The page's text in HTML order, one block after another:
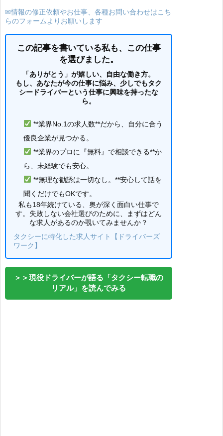
✉情報の修正依頼やお仕事、各種お問い合わせはこち
らのフォームよりお願いします
この記事を書いている私も、この仕事
を選びました。
「ありがとう」が嬉しい、自由な働き方。
もし、あなたが今の仕事に悩み、少しでもタク
シードライバーという仕事に興味を持ったな
ら。
**業界No.1の求人数**だから、自分に合う
優良企業が見つかる。
**業界のプロに『無料』で相談できる**か
ら、未経験でも安心。
**無理な勧誘は一切なし。**安心して話を
聞くだけでもOKです。
私も18年続けている、奥が深く面白い仕事で
す。失敗しない会社選びのために、まずはどん
な求人があるのか覗いてみませんか？
タクシーに特化した求人サイト【ドライバーズ
ワーク】
＞＞現役ドライバーが語る「タクシー転職の
リアル」を読んでみる